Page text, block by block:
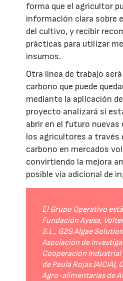
forma que el agricultor
información clara sobre
del cultivo, y recibir
prácticas para utilizar
insumos.
Otra línea de trabajo
carbono que puede
mediante la aplicación
proyecto analizará si
abrir en el futuro nuevas
los agricultores a través
carbono en mercados
convirtiendo la mejora
posible vía adicional de
El Grupo Operativo
Fundación Ayesa,
S.L., G2G Algae
Asociación de
Cooperación Industrial
de Paula Rojas (AICIA),
Agro-alimentarias de